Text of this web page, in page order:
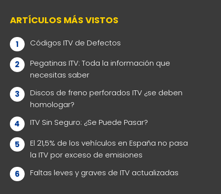
ARTÍCULOS MÁS VISTOS
Códigos ITV de Defectos
Pegatinas ITV: Toda la información que
necesitas saber
Discos de freno perforados ITV ¿se deben
homologar?
ITV Sin Seguro: ¿Se Puede Pasar?
El 21,5% de los vehículos en España no pasa
la ITV por exceso de emisiones
Faltas leves y graves de ITV actualizadas